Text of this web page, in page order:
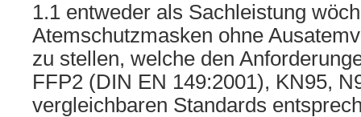
1.1 entweder als Sachleistung
Atemschutzmasken ohne
zu stellen, welche den
FFP2 (DIN EN 149:2001), KN95,
vergleichbaren Standards